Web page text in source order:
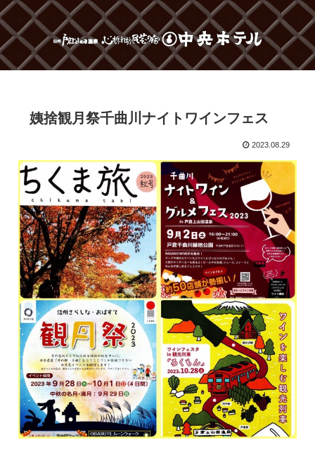
姨捨観月祭千曲川ナイトワインフェス
2023.08.29